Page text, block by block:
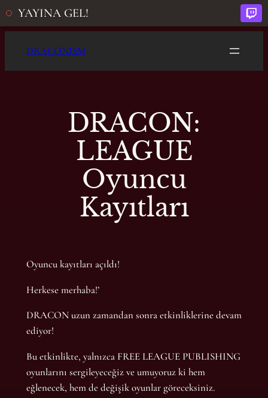
YAYINA GEL!
DRACONISM
DRACON:
LEAGUE
Oyuncu
Kayıtları
Oyuncu kayıtları açıldı!
Herkese merhaba!’
DRACON uzun zamandan sonra etkinliklerine devam
ediyor!
Bu etkinlikte, yalnızca FREE LEAGUE PUBLISHING
oyunlarını sergileyeceğiz ve umuyoruz ki hem
eğlenecek, hem de değişik oyunlar göreceksiniz.